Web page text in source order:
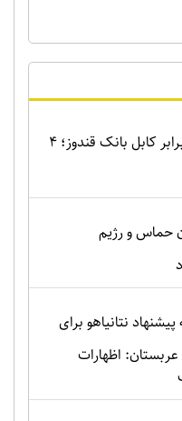
انفجار مرگبار در برابر کابل بانک قندوز؛ ۴
حماس و رژیم
نتانیاهو برای
اظهارات